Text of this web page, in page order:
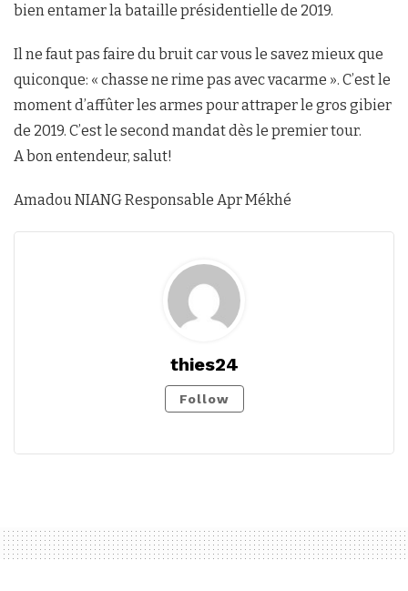
bien entamer la bataille présidentielle de 2019.
Il ne faut pas faire du bruit car vous le savez mieux que
quiconque: « chasse ne rime pas avec vacarme ». C’est le
moment d’affûter les armes pour attraper le gros gibier
de 2019. C’est le second mandat dès le premier tour.
A bon entendeur, salut!
Amadou NIANG Responsable Apr Mékhé
thies24
Follow